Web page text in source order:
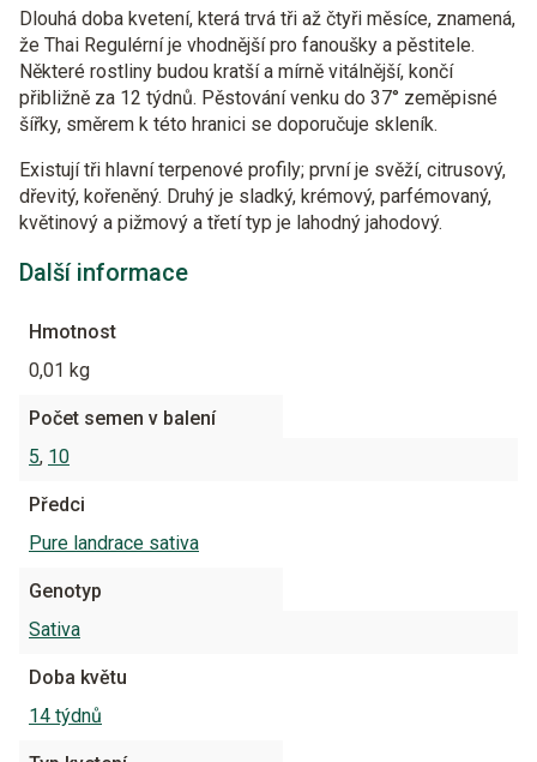
Dlouhá doba kvetení, která trvá tři až čtyři měsíce, znamená,
že Thai Regulérní je vhodnější pro fanoušky a pěstitele.
Některé rostliny budou kratší a mírně vitálnější, končí
přibližně za 12 týdnů. Pěstování venku do 37° zeměpisné
šířky, směrem k této hranici se doporučuje skleník.
Existují tři hlavní terpenové profily; první je svěží, citrusový,
dřevitý, kořeněný. Druhý je sladký, krémový, parfémovaný,
květinový a pižmový a třetí typ je lahodný jahodový.
Další informace
Hmotnost
0,01 kg
Počet semen v balení
5, 10
Předci
Pure landrace sativa
Genotyp
Sativa
Doba květu
14 týdnů